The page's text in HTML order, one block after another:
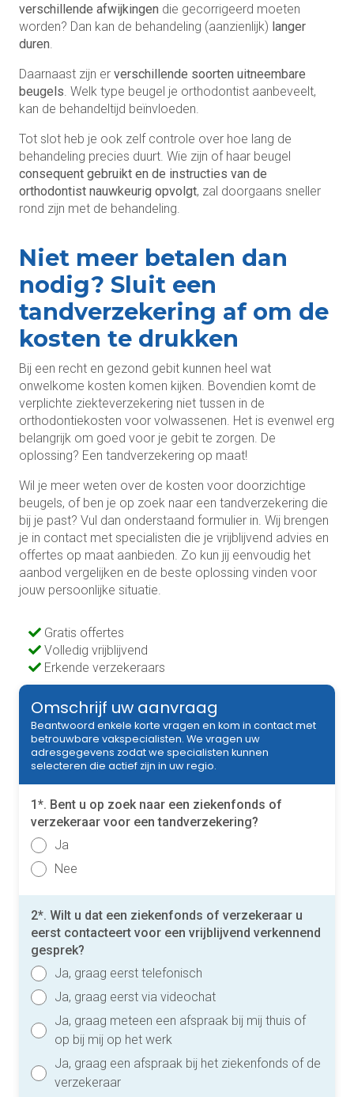
verschillende afwijkingen die gecorrigeerd moeten
worden? Dan kan de behandeling (aanzienlijk) langer
duren
Daarnaast zijn er verschillende soorten uitneembare
beugels . Welk type beugel je orthodontist aanbeveelt,
kan de behandeltijd beïnvloeden.
Tot slot heb je ook zelf controle over hoe lang de
behandeling precies duurt. Wie zijn of haar beugel
consequent gebruikt en de instructies van de
orthodontist nauwkeurig opvolgt, zal doorgaans sneller
rond zijn met de behandeling.
Niet meer betalen dan
nodig? Sluit een
tandverzekering af om de
kosten te drukken
Bij een recht en gezond gebit kunnen heel wat
onwelkome kosten komen kijken. Bovendien komt de
verplichte ziekteverzekering niet tussen in de
orthodontiekosten voor volwassenen. Het is evenwel erg
belangrijk om goed voor je gebit te zorgen. De
oplossing? Een tandverzekering op maat!
Wil je meer weten over de kosten voor doorzichtige
beugels, of ben je op zoek naar een tandverzekering die
bij je past? Vul dan onderstaand formulier in. Wij brengen
je in contact met specialisten die je vrijblijvend advies en
offertes op maat aanbieden. Zo kun jij eenvoudig het
aanbod vergelijken en de beste oplossing vinden voor
jouw persoonlijke situatie.
Gratis offertes
Volledig vrijblijvend
Erkende verzekeraars
Omschrijf uw aanvraag
Beantwoord enkele korte vragen en kom in contact met
betrouwbare vakspecialisten. We vragen uw
adresgegevens zodat we specialisten kunnen
selecteren die actief zijn in uw regio.
1*. Bent u op zoek naar een ziekenfonds of
verzekeraar voor een tandverzekering?
Ja
Nee
2*. Wilt u dat een ziekenfonds of verzekeraar u
eerst contacteert voor een vrijblijvend verkennend
gesprek?
Ja, graag eerst telefonisch
Ja, graag eerst via videochat
Ja, graag meteen een afspraak bij mij thuis of
op bij mij op het werk
Ja, graag een afspraak bij het ziekenfonds of de
verzekeraar